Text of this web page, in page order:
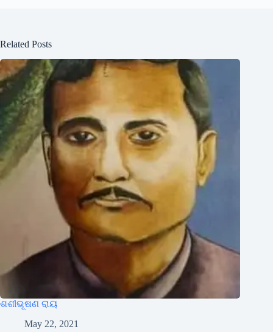
Related Posts
ଶଶୀଭୂଷଣ ରାୟ
May 22, 2021